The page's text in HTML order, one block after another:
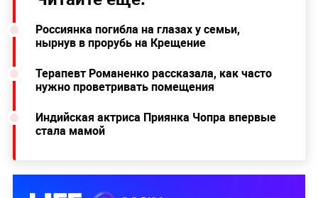
Россиянка погибла на глазах у семьи,
нырнув в прорубь на Крещение
Терапевт Романенко рассказала, как часто
нужно проветривать помещения
Индийская актриса Приянка Чопра впервые
стала мамой